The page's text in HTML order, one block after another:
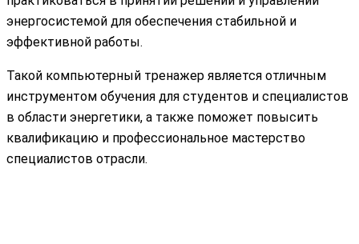
энергосистемой для обеспечения стабильной и
эффективной работы.
Такой компьютерный тренажер является отличным
инструментом обучения для студентов и специалистов
в области энергетики, а также поможет повысить
квалификацию и профессиональное мастерство
специалистов отрасли.